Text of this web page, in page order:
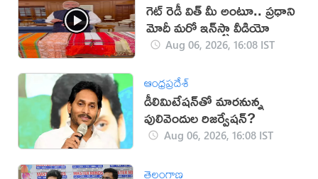
గెట్ రెడీ విత్ మీ అంటూ.. ప్రధాని
మోదీ మరో ఇన్‌స్టా వీడియో
Aug 06, 2026, 16:08 IST
ఆంధ్రప్రదేశ్
డీలిమిటేషన్‌తో మారనున్న
పులివెందుల రిజర్వేషన్?
Aug 06, 2026, 16:08 IST
తెలంగాణ